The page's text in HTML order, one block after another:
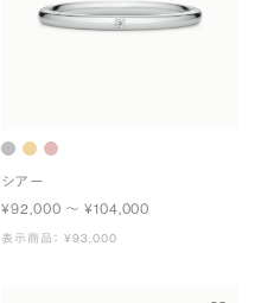
シアー
¥92,000 〜 ¥104,000
表示商品： ¥93,000